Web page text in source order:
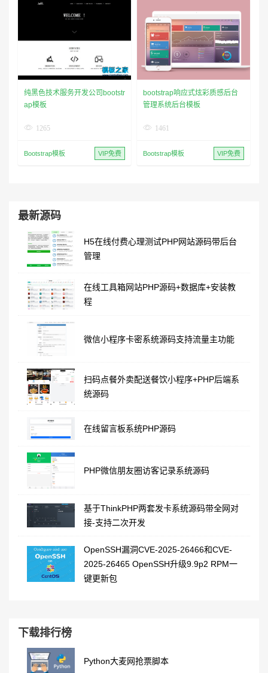
纯黑色技术服务开发公司bootstr
ap模板
1265
Bootstrap模板 VIP免费
bootstrap响应式炫彩质感后台
管理系统后台模板
1461
Bootstrap模板 VIP免费
最新源码
H5在线付费心理测试PHP网站源码带后台
管理
在线工具箱网站PHP源码+数据库+安装教
程
微信小程序卡密系统源码支持流量主功能
扫码点餐外卖配送餐饮小程序+PHP后端系
统源码
在线留言板系统PHP源码
PHP微信朋友圈访客记录系统源码
基于ThinkPHP两套发卡系统源码带全网对
接-支持二次开发
OpenSSH漏洞CVE-2025-26466和CVE-
2025-26465 OpenSSH升级9.9p2 RPM一
键更新包
下载排行榜
Python大麦网抢票脚本